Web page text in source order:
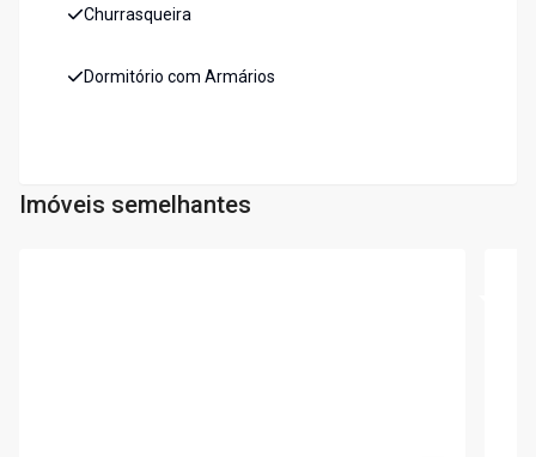
Churrasqueira
Dormitório com Armários
Imóveis semelhantes